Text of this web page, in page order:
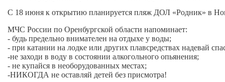
С 18 июня к открытию планируется пляж ДОЛ «Родник» в
МЧС России по Оренбургской области напоминает:
- будь предельно внимателен на отдыхе у воды;
- при катании на лодке или других плавсредствах надевай
-не заходи в воду в состоянии алкогольного опьянения;
- не купайся в необорудованных местах;
-НИКОГДА не оставляй детей без присмотра!